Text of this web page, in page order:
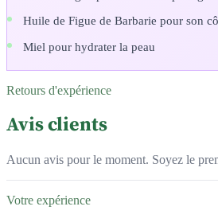
Huile de Figue de Barbarie pour son
Miel pour hydrater la peau
Retours d'expérience
Avis clients
Aucun avis pour le moment. Soyez le
Votre expérience